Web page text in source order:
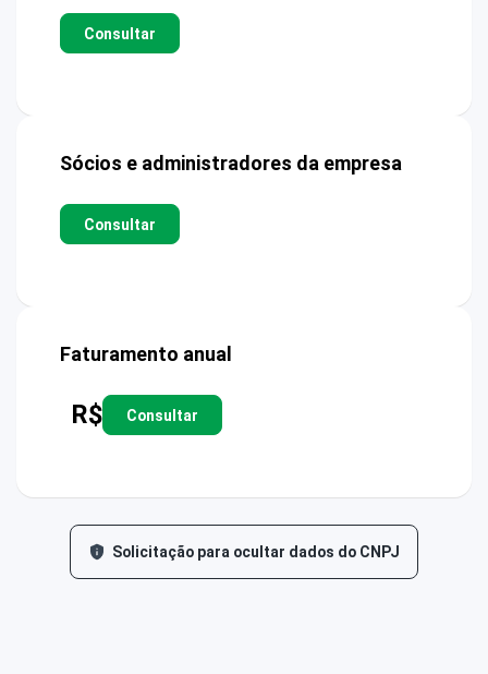
Consultar
Sócios e administradores da empresa
Consultar
Faturamento anual
R$ Consultar
Solicitação para ocultar dados do CNPJ